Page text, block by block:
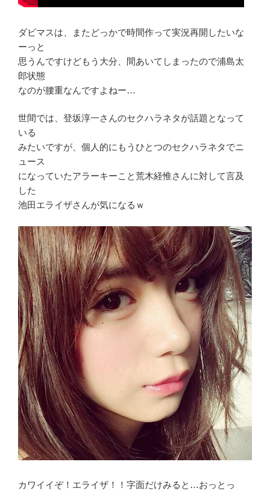
ダビマスは、またどっかで時間作って実況再開したいな
ーっと
思うんですけどもう大分、間あいてしまったので浦島太
郎状態
なのが腰重なんですよねー…
世間では、登坂淳一さんのセクハラネタが話題となって
いる
みたいですが、個人的にもうひとつのセクハラネタでニ
ュース
になっていたアラーキーこと荒木経惟さんに対して言及
した
池田エライザさんが気になるｗ
カワイイぞ！エライザ！！字面だけみると…おっとっ